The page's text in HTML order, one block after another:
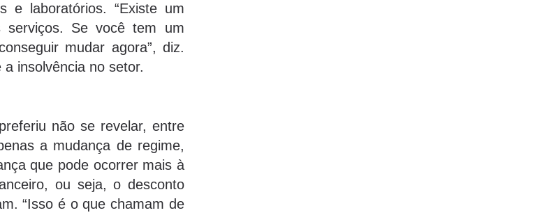
e laboratórios. “Existe um
serviços. Se você tem um
mudar agora”, diz.
insolvência no setor.
não se revelar, entre
a mudança de regime,
que pode ocorrer mais à
ou seja, o desconto
“Isso é o que chamam de